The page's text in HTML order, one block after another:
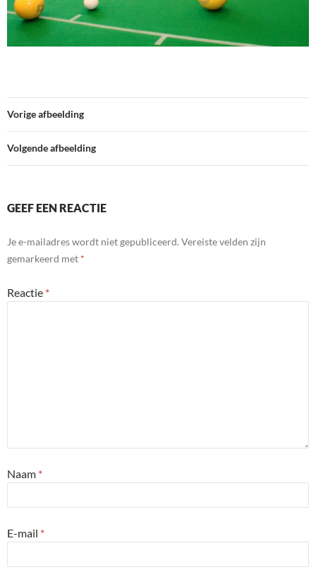
Vorige afbeelding
Volgende afbeelding
GEEF EEN REACTIE
Je e-mailadres wordt niet gepubliceerd. Vereiste velden zijn
gemarkeerd met *
Reactie *
Naam *
E-mail *